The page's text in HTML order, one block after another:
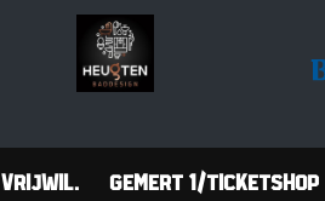
Vrijwil. Gemert 1/Ticketshop